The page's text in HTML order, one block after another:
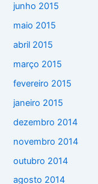
junho 2015
maio 2015
abril 2015
março 2015
fevereiro 2015
janeiro 2015
dezembro 2014
novembro 2014
outubro 2014
agosto 2014